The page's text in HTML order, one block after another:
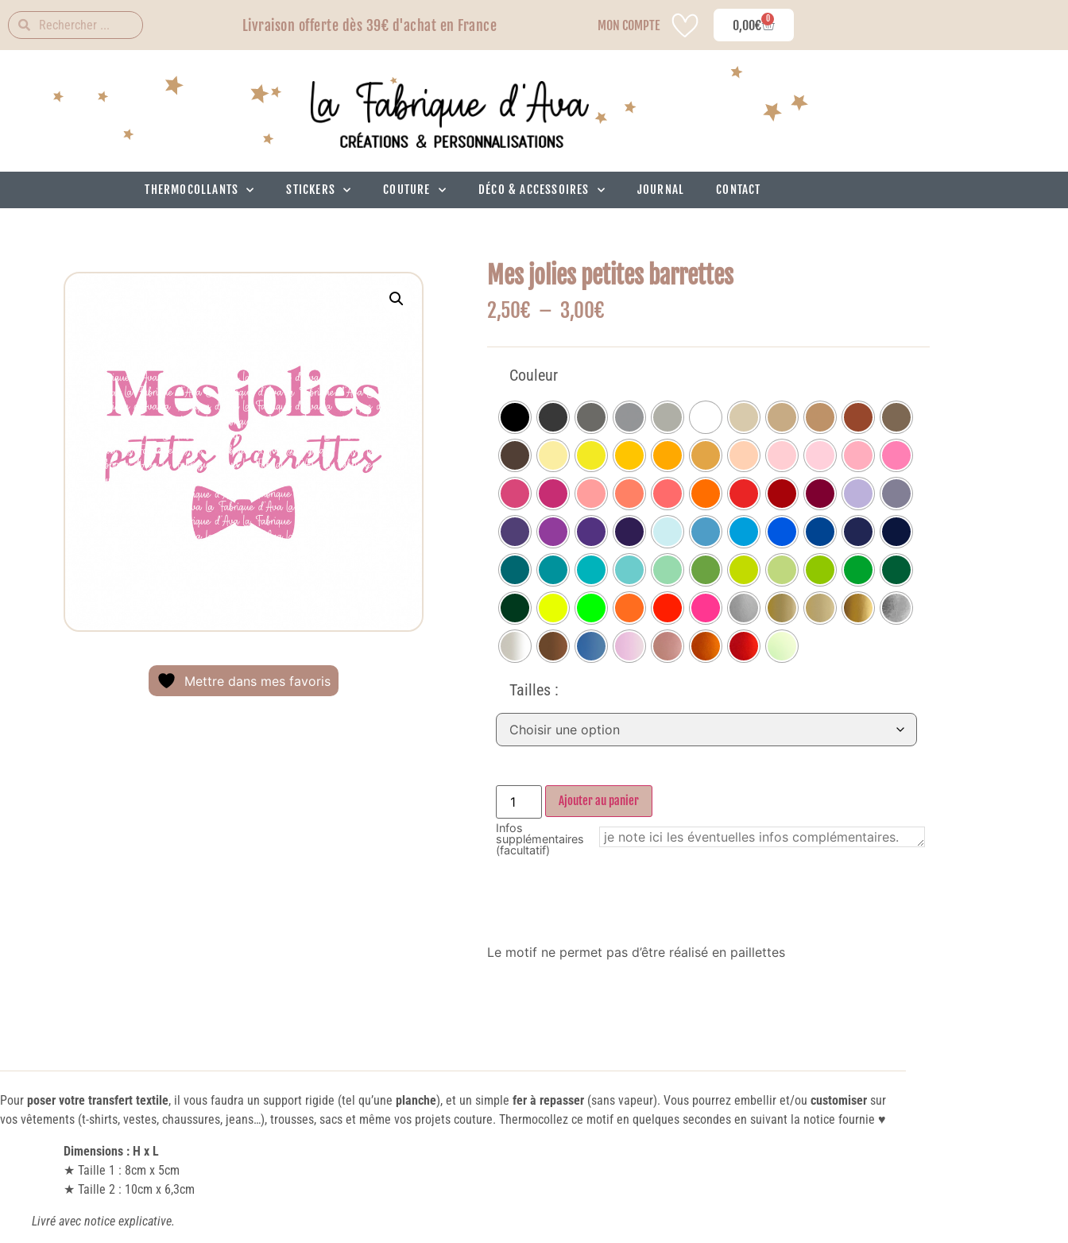
Livraison offerte dès 39€ d'achat en France MON COMPTE 0,00€ 0
THERMOCOLLANTS STICKERS COUTURE DÉCO & ACCESSOIRES JOURNAL CONTACT
Mettre dans mes favoris
Mes jolies petites barrettes
2,50€ – 3,00€
Couleur
Tailles :
Ajouter au panier
Infos
supplémentaires
(facultatif)
Le motif ne permet pas d’être réalisé en paillettes
Pour poser votre transfert textile, il vous faudra un support rigide (tel qu’une planche), et un simple fer à repasser (sans vapeur). Vous pourrez embellir et/ou customiser sur
vos vêtements (t-shirts, vestes, chaussures, jeans…), trousses, sacs et même vos projets couture. Thermocollez ce motif en quelques secondes en suivant la notice fournie ♥️
Dimensions : H x L
★ Taille 1 : 8cm x 5cm
★ Taille 2 : 10cm x 6,3cm
Livré avec notice explicative.